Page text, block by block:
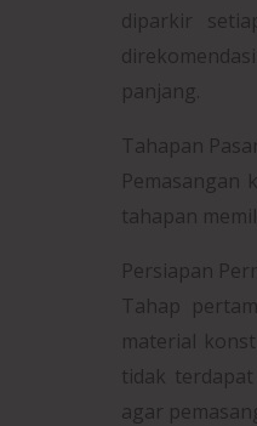
diparkir
panjang.
Tahapan
Pemasangan
tahapan
Persiapan
Tahap
material
tidak
agar